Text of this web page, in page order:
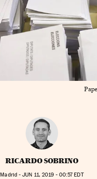
RICARDO SOBRINO
Madrid -JUN 11, 2019 - 00:57EDT